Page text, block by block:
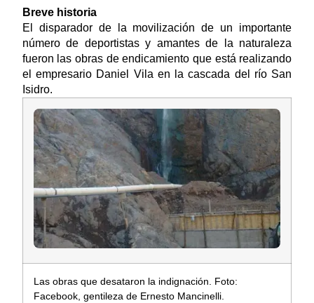
Breve historia
El disparador de la movilización de un importante
número de deportistas y amantes de la naturaleza
fueron las obras de endicamiento que está realizando
el empresario Daniel Vila en la cascada del río San
Isidro.
Las obras que desataron la indignación. Foto:
Facebook, gentileza de Ernesto Mancinelli.